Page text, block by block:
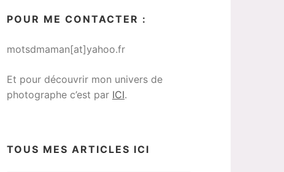
POUR ME CONTACTER :
motsdmaman[at]yahoo.fr
Et pour découvrir mon univers de
photographe c’est par ICI.
TOUS MES ARTICLES ICI